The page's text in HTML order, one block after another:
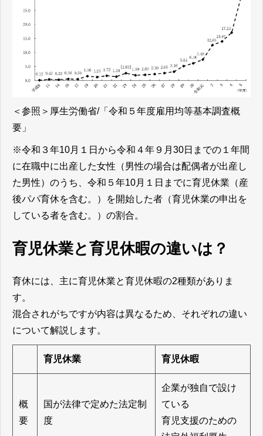
＜参照＞ 厚生労働省/「令和５年度雇用均等基本調査概
要」
※令和３年10月１日から令和４年９月30日までの１年間
に在職中に出産した女性（男性の場合は配偶者が出産し
た男性）のうち、令和５年10月１日までに育児休業（産
後パパ育休を含む。）を開始した者（育児休業の申出を
している者を含む。）の割合。
育児休業と育児休暇の違いは？
育休には、主に育児休業と育児休暇の2種類がありま
す。
混合されがちですが内容は異なるため、それぞれの違い
について解説します。
育児休業 育児休暇
概
要
国が法律で定めた法定制
度
企業が独自で設け
ている
育児支援のための